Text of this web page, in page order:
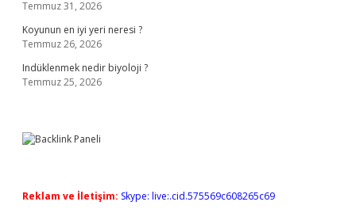
Temmuz 31, 2026
Koyunun en iyi yeri neresi ?
Temmuz 26, 2026
Indüklenmek nedir biyoloji ?
Temmuz 25, 2026
Reklam ve İletişim: Skype: live:.cid.575569c608265c69